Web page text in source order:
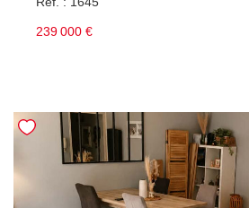
sur rue). ~ Libre de constructeur. ~Contactez PATRICK
HERVE, Agent Commercial
Versailles (410 891 642).
239 000 €